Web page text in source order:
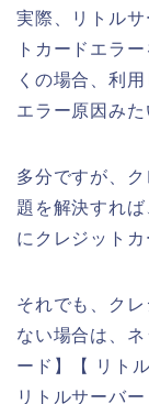
実際、リトル
トカードエラ
くの場合、利
エラー原因みた
多分ですが、
題を解決すれ
にクレジット
それでも、ク
ない場合は、
ード】【 リト
リトルサーバ